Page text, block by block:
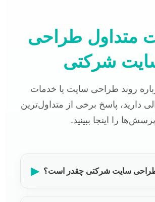
متداول طراحی
شرکتی
روند طراحی سایت یا خدمات
دارید، پاسخ برخی از متداول‌ترین
پرسش‌ها را اینجا ببینید.
سایت شرکتی چقدر است؟ ▶